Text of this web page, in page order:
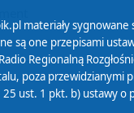
materiały
są one przepisami
Regionalną
poza przewidzianymi
ust. 1 pkt. b) ustawy